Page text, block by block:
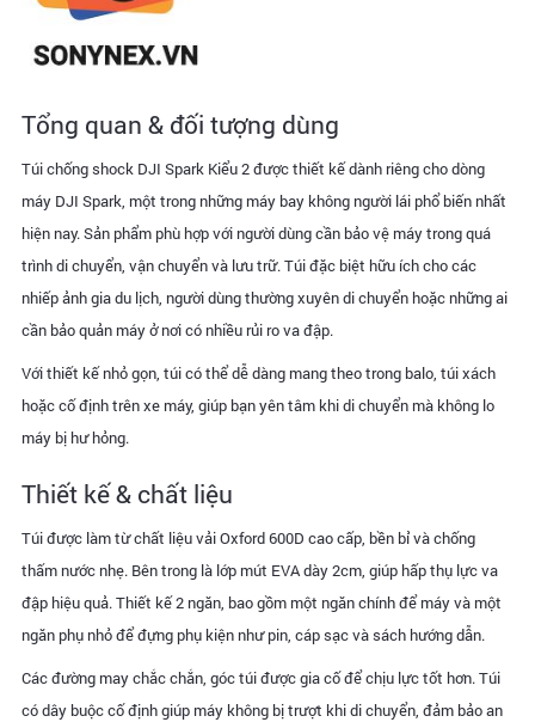
Tổng quan & đối tượng dùng
Túi chống shock DJI Spark Kiểu 2 được thiết kế dành riêng cho dòng
máy DJI Spark, một trong những máy bay không người lái phổ biến nhất
hiện nay. Sản phẩm phù hợp với người dùng cần bảo vệ máy trong quá
trình di chuyển, vận chuyển và lưu trữ. Túi đặc biệt hữu ích cho các
nhiếp ảnh gia du lịch, người dùng thường xuyên di chuyển hoặc những ai
cần bảo quản máy ở nơi có nhiều rủi ro va đập.
Với thiết kế nhỏ gọn, túi có thể dễ dàng mang theo trong balo, túi xách
hoặc cố định trên xe máy, giúp bạn yên tâm khi di chuyển mà không lo
máy bị hư hỏng.
Thiết kế & chất liệu
Túi được làm từ chất liệu vải Oxford 600D cao cấp, bền bỉ và chống
thấm nước nhẹ. Bên trong là lớp mút EVA dày 2cm, giúp hấp thụ lực va
đập hiệu quả. Thiết kế 2 ngăn, bao gồm một ngăn chính để máy và một
ngăn phụ nhỏ để đựng phụ kiện như pin, cáp sạc và sách hướng dẫn.
Các đường may chắc chắn, góc túi được gia cố để chịu lực tốt hơn. Túi
có dây buộc cố định giúp máy không bị trượt khi di chuyển, đảm bảo an